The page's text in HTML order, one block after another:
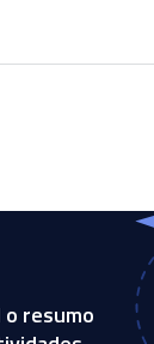
resumo